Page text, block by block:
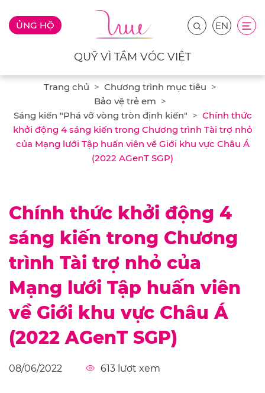
ỦNG HỘ EN
QUỸ VÌ TẦM VÓC VIỆT
Trang chủ
Chương trình mục tiêu
Bảo vệ trẻ em
Sáng kiến "Phá vỡ vòng tròn định kiến"
Chính thức
khởi động 4 sáng kiến trong Chương trình Tài trợ nhỏ
của Mạng lưới Tập huấn viên về Giới khu vực Châu Á
(2022 AGenT SGP)
Chính thức khởi động 4
sáng kiến trong Chương
trình Tài trợ nhỏ của
Mạng lưới Tập huấn viên
về Giới khu vực Châu Á
(2022 AGenT SGP)
08/06/2022 613 lượt xem